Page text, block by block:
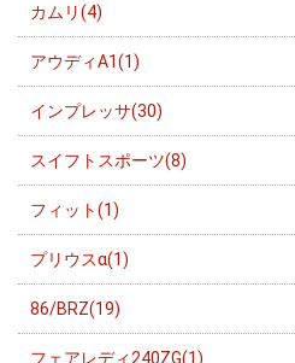
カムリ(4)
アウディA1(1)
インプレッサ(30)
スイフトスポーツ(8)
フィット(1)
プリウスα(1)
86/BRZ(19)
フェアレディ240ZG(1)